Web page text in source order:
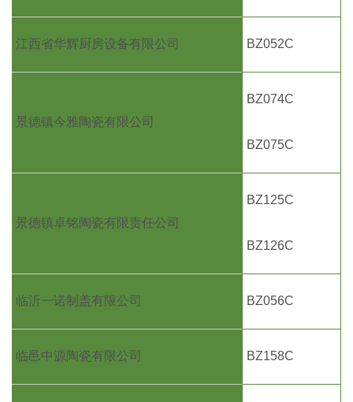
江西省华辉厨房设备有限公司 BZ052C
景德镇今雅陶瓷有限公司
BZ074C
BZ075C
景德镇卓铭陶瓷有限责任公司
BZ125C
BZ126C
临沂一诺制盖有限公司 BZ056C
临邑中源陶瓷有限公司 BZ158C